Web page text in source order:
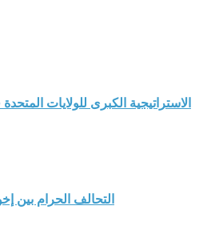
الاستراتيجية الكبرى للولايات
التحالف الحرام بين